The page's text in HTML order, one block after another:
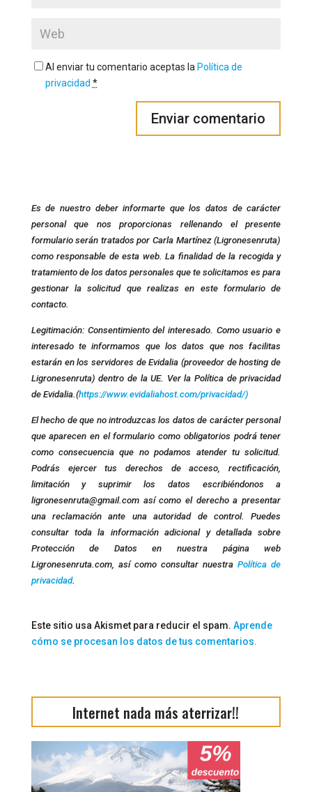
Al enviar tu comentario aceptas la Política de
privacidad *
Es de nuestro deber informarte que los datos de carácter
personal que nos proporcionas rellenando el presente
formulario serán tratados por Carla Martínez (Ligronesenruta)
como responsable de esta web. La finalidad de la recogida y
tratamiento de los datos personales que te solicitamos es para
gestionar la solicitud que realizas en este formulario de
contacto.
Legitimación: Consentimiento del interesado. Como usuario e
interesado te informamos que los datos que nos facilitas
estarán en los servidores de Evidalia (proveedor de hosting de
Ligronesenruta) dentro de la UE. Ver la Política de privacidad
de Evidalia.(https://www.evidaliahost.com/privacidad/)
El hecho de que no introduzcas los datos de carácter personal
que aparecen en el formulario como obligatorios podrá tener
como consecuencia que no podamos atender tu solicitud.
Podrás ejercer tus derechos de acceso, rectificación,
limitación y suprimir los datos escribiéndonos a
ligronesenruta@gmail.com así como el derecho a presentar
una reclamación ante una autoridad de control. Puedes
consultar toda la información adicional y detallada sobre
Protección de Datos en nuestra página web
Ligronesenruta.com, así como consultar nuestraPolítica de
privacidad.
Este sitio usa Akismet para reducir el spam. Aprende
cómo se procesan los datos de tus comentarios.
Internet nada más aterrizar!!